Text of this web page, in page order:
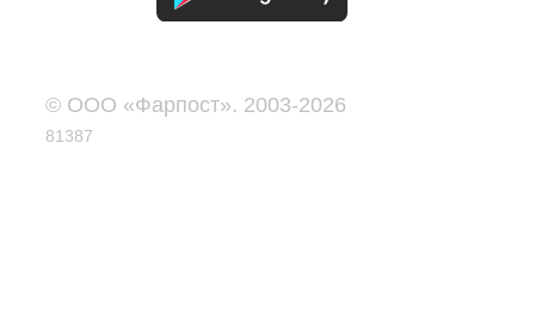
© ООО «Фарпост». 2003-2026
81387